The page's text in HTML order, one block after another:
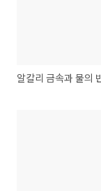
알칼리 금속과 물의